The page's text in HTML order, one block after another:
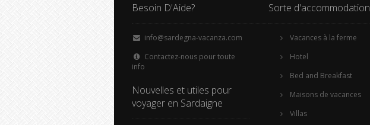
Besoin D'Aide?
info@sardegna-vacanza.com
Contactez-nous pour toute
info
Nouvelles et utiles pour
voyager en Sardaigne
Sorte d'accommodation
Vacances à la ferme
Hotel
Bed and Breakfast
Maisons de vacances
Villas